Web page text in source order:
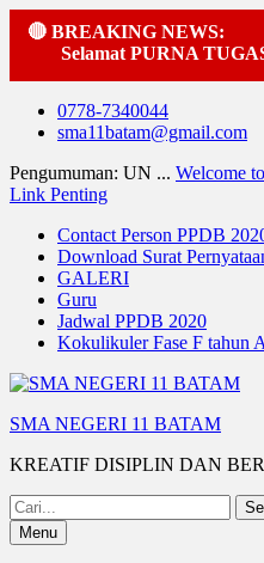
🔴 BREAKING NEWS:
Selamat PURNA TUGAS
Skip
0778-7340044
sma11batam@gmail.com
Pengumuman: UN ... Welcome
Link Penting
Contact Person PPDB
Download Surat
GALERI
Guru
Jadwal PPDB 2020
Kokulikuler Fase F tahun
SMA NEGERI 11 BATAM
KREATIF DISIPLIN DAN
Search
for:Menu